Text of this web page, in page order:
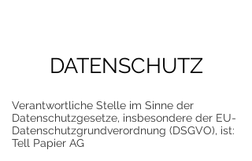
DATENSCHUTZ
Verantwortliche Stelle im Sinne der
Datenschutzgesetze, insbesondere der EU-
Datenschutzgrundverordnung (DSGVO), ist:
Tell Papier AG